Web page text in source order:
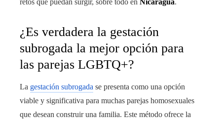
retos que puedan surgir, sobre todo en Nicaragua.
¿Es verdadera la gestación
subrogada la mejor opción para
las parejas LGBTQ+?
La gestación subrogada se presenta como una opción
viable y significativa para muchas parejas homosexuales
que desean construir una familia. Este método ofrece la